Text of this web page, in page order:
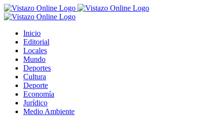
Saltar
al
Inicio
Editorial
Locales
Mundo
Deportes
Cultura
Deporte
Economía
Jurídico
Medio Ambiente